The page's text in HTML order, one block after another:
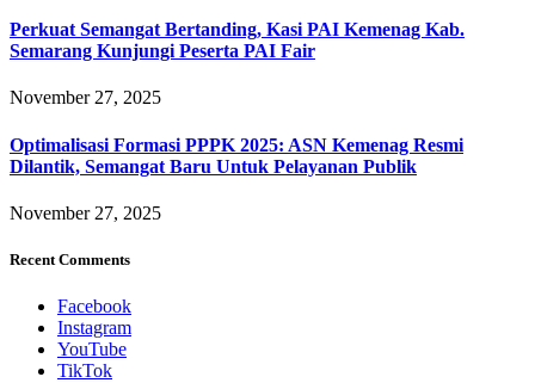
Perkuat Semangat Bertanding, Kasi PAI Kemenag Kab.
Semarang Kunjungi Peserta PAI Fair
November 27, 2025
Optimalisasi Formasi PPPK 2025: ASN Kemenag Resmi
Dilantik, Semangat Baru Untuk Pelayanan Publik
November 27, 2025
Recent Comments
Facebook
Instagram
YouTube
TikTok